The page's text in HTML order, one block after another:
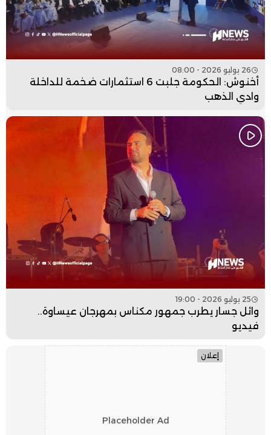
26 يوليو 2026 - 08:00
أخنوش: الحكومة جلبت 6 استثمارات ضخمة للداخلة
وادي الذهب
25 يوليو 2026 - 19:00
وائل جسار يطرب جمهور مكناس بمهرجان عيساوة..
فيديو
إعلان
Placeholder Ad